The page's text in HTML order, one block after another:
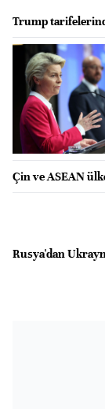
Trump
Çin ve ASEAN
Rusya'dan